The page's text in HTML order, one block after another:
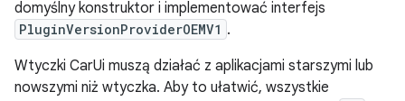
domyślny konstruktor i implementować interfejs
PluginVersionProviderOEMV1 .
Wtyczki CarUi muszą działać z aplikacjami starszymi lub
nowszymi niż wtyczka. Aby to ułatwić, wszystkie